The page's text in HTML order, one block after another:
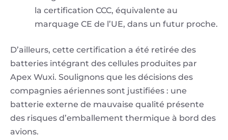
la certification CCC, équivalente au
marquage CE de l’UE, dans un futur proche.
D’ailleurs, cette certification a été retirée des
batteries intégrant des cellules produites par
Apex Wuxi. Soulignons que les décisions des
compagnies aériennes sont justifiées : une
batterie externe de mauvaise qualité présente
des risques d’emballement thermique à bord des
avions.